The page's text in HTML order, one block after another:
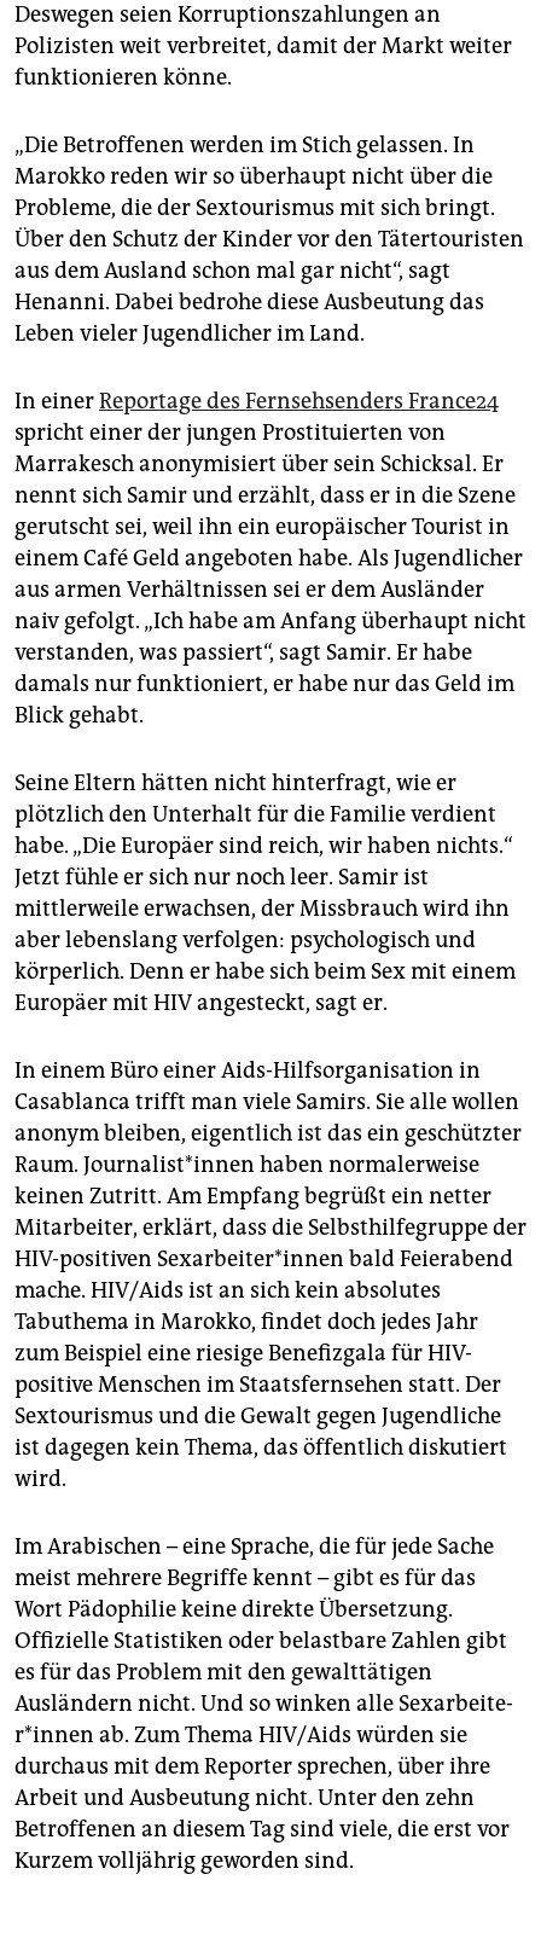
Deswegen seien Korruptionszahlungen an
Polizisten weit verbreitet, damit der Markt weiter
funktionieren könne.
„Die Betroffenen werden im Stich gelassen. In
Marokko reden wir so überhaupt nicht über die
Probleme, die der Sextourismus mit sich bringt.
Über den Schutz der Kinder vor den Tätertouristen
aus dem Ausland schon mal gar nicht“, sagt
Henanni. Dabei bedrohe diese Ausbeutung das
Leben vieler Jugendlicher im Land.
In einerReportage des Fernsehsenders France24
spricht einer der jungen Prostituierten von
Marrakesch anonymisiert über sein Schicksal. Er
nennt sich Samir und erzählt, dass er in die Szene
­gerutscht sei, weil ihn ein europäischer Tourist in
einem Café Geld angeboten habe. Als Jugendlicher
aus armen Verhältnissen sei er dem Ausländer
naiv gefolgt. „Ich habe am Anfang überhaupt nicht
verstanden, was passiert“, sagt Samir. Er habe
damals nur funktioniert, er habe nur das Geld im
Blick gehabt.
Seine Eltern hätten nicht hinterfragt, wie er
plötzlich den Unterhalt für die Familie verdient
habe. „Die Europäer sind reich, wir haben nichts.“
Jetzt fühle er sich nur noch leer. Samir ist
mittlerweile erwachsen, der Missbrauch wird ihn
aber lebenslang verfolgen: psychologisch und
körperlich. Denn er habe sich beim Sex mit einem
Europäer mit HIV angesteckt, sagt er.
In einem Büro einer Aids-Hilfsorganisation in
Casablanca trifft man viele Samirs. Sie alle wollen
anonym bleiben, eigentlich ist das ein geschützter
Raum. Jour­na­lis­t*in­nen haben normalerweise
keinen Zutritt. Am Empfang begrüßt ein netter
Mitarbeiter, erklärt, dass die Selbsthilfegruppe der
HIV-positiven Sex­ar­bei­te­r*in­nen bald Feierabend
mache. HIV/Aids ist an sich kein absolutes
Tabuthema in Marokko, findet doch jedes Jahr
zum Beispiel eine riesige Benefizgala für HIV-
positive Menschen im Staatsfernsehen statt. Der
Sextourismus und die Gewalt gegen Jugendliche
ist dagegen kein Thema, das öffentlich diskutiert
wird.
Im Arabischen – eine Sprache, die für jede Sache
meist mehrere Begriffe kennt – gibt es für das
Wort Pädophilie keine direkte Übersetzung.
Offizielle Statistiken oder belastbare Zahlen gibt
es für das Problem mit den gewalttätigen
Ausländern nicht. Und so winken alle Sex­ar­bei­te­
r*in­nen ab. Zum Thema HIV/Aids würden sie
durchaus mit dem Reporter sprechen, über ihre
Arbeit und Ausbeutung nicht. Unter den zehn
Betroffenen an diesem Tag sind viele, die erst vor
Kurzem volljährig geworden sind.